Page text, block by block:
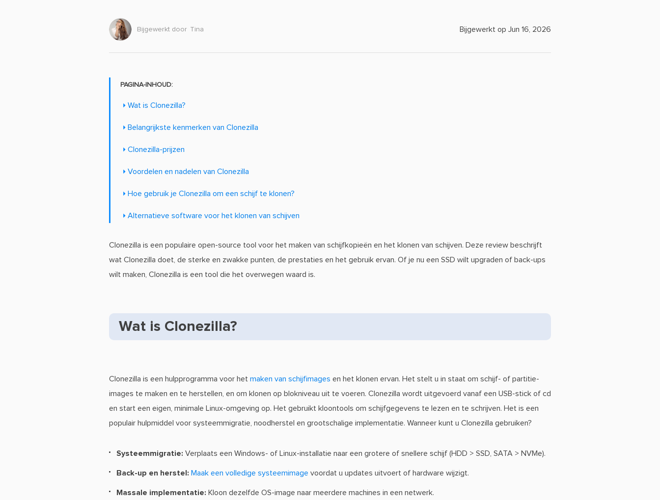
Bijgewerkt door Tina Bijgewerkt op Jun 16, 2026
PAGINA-INHOUD:
Wat is Clonezilla?
Belangrijkste kenmerken van Clonezilla
Clonezilla-prijzen
Voordelen en nadelen van Clonezilla
Hoe gebruik je Clonezilla om een schijf te klonen?
Alternatieve software voor het klonen van schijven
Clonezilla is een populaire open-source tool voor het maken van schijfkopieën en het klonen van schijven. Deze review beschrijft
wat Clonezilla doet, de sterke en zwakke punten, de prestaties en het gebruik ervan. Of je nu een SSD wilt upgraden of back-ups
wilt maken, Clonezilla is een tool die het overwegen waard is.
Wat is Clonezilla?
Clonezilla is een hulpprogramma voor het maken van schijfimages en het klonen ervan. Het stelt u in staat om schijf- of partitie-
images te maken en te herstellen, en om klonen op blokniveau uit te voeren. Clonezilla wordt uitgevoerd vanaf een USB-stick of cd
en start een eigen, minimale Linux-omgeving op. Het gebruikt kloontools om schijfgegevens te lezen en te schrijven. Het is een
populair hulpmiddel voor systeemmigratie, noodherstel en grootschalige implementatie. Wanneer kunt u Clonezilla gebruiken?
Systeemmigratie: Verplaats een Windows- of Linux-installatie naar een grotere of snellere schijf (HDD > SSD, SATA > NVMe).
Back-up en herstel: Maak een volledige systeemimage voordat u updates uitvoert of hardware wijzigt.
Massale implementatie: Kloon dezelfde OS-image naar meerdere machines in een netwerk.